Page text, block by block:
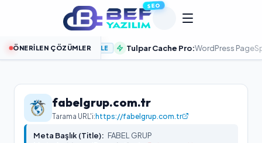
SEO
ÖNERILEN ÇÖZÜMLER
Hızlandırın İNCELE Tulpar Cache Pro:WordPress PageSpeed
fabelgrup.com.tr
Tarama URL'i:https://fabelgrup.com.tr
Meta Başlık (Title): FABEL GRUP